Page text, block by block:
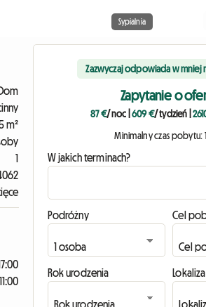
Sypialnia
m²
1
11:00
Zazwyczaj odpowiada w mniej
Zapytanie o
87 €/ noc |609 €/ tydzień
Minimalny czas pobytu:
W jakich terminach?
Podróżny Cel
Rok urodzenia